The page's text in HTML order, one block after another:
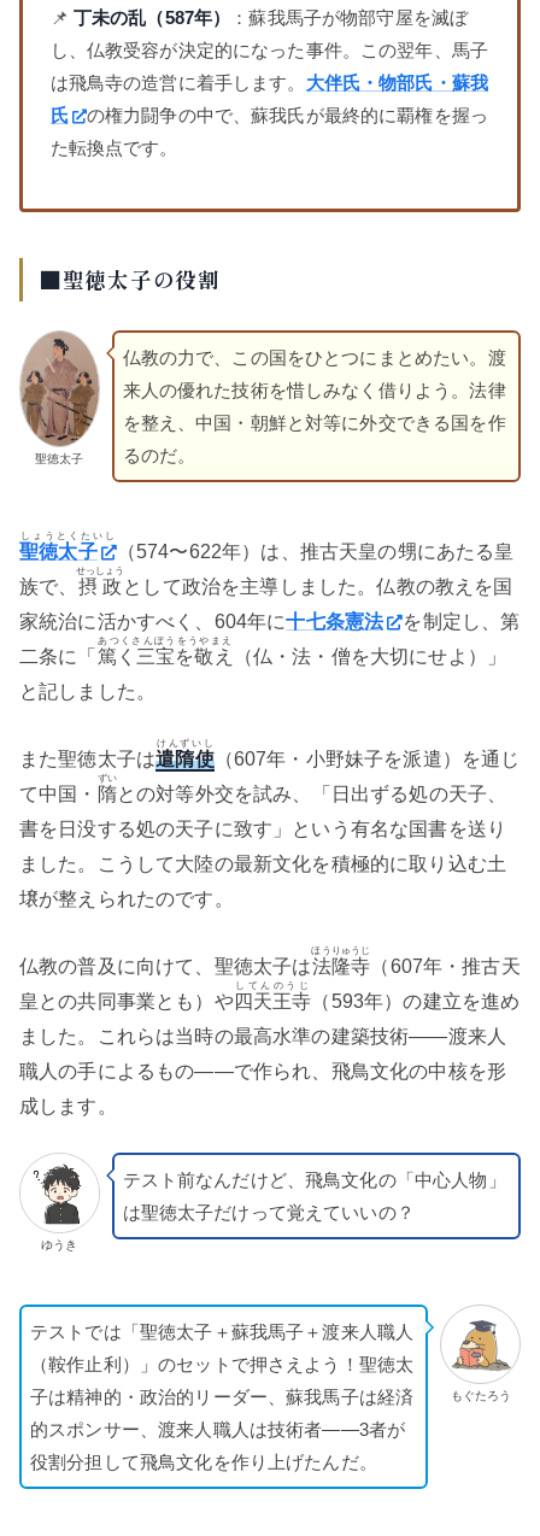
📌 丁未の乱（587年）
：蘇我馬子が物部守屋を滅ぼ
し、仏教受容が決定的になった事件。この翌年、馬子
は飛鳥寺の造営に着手します。 大伴氏・物部氏・蘇我
氏
の権力闘争の中で、蘇我氏が最終的に覇権を握っ
た転換点です。
■聖徳太子の役割
聖徳太子
仏教の力で、この国をひとつにまとめたい。渡
来人の優れた技術を惜しみなく借りよう。法律
を整え、中国・朝鮮と対等に外交できる国を作
るのだ。
聖徳太子
しょうとくたいし
（574〜622年）は、推古天皇の甥にあたる皇
族で、 摂政
せっしょう
として政治を主導しました。仏教の教えを国
家統治に活かすべく、604年に十七条憲法
を制定し、第
二条に「 篤く三宝を敬え
あつくさんぽうをうやまえ
（仏・法・僧を大切にせよ）」
と記しました。
また聖徳太子は遣隋使
けんずいし
（607年・小野妹子を派遣）を通じ
て中国・ 隋
ずい
との対等外交を試み、「日出ずる処の天子、
書を日没する処の天子に致す」という有名な国書を送り
ました。こうして大陸の最新文化を積極的に取り込む土
壌が整えられたのです。
仏教の普及に向けて、聖徳太子は法隆寺
ほうりゅうじ
（607年・推古天
皇との共同事業とも）や四天王寺
してんのうじ
（593年）の建立を進め
ました。これらは当時の最高水準の建築技術——渡来人
職人の手によるもの——で作られ、飛鳥文化の中核を形
成します。
ゆうき
テスト前なんだけど、飛鳥文化の「中心人物」
は聖徳太子だけって覚えていいの？
もぐたろう
テストでは「聖徳太子＋蘇我馬子＋渡来人職人
（鞍作止利）」のセットで押さえよう！聖徳太
子は精神的・政治的リーダー、蘇我馬子は経済
的スポンサー、渡来人職人は技術者——3者が
役割分担して飛鳥文化を作り上げたんだ。